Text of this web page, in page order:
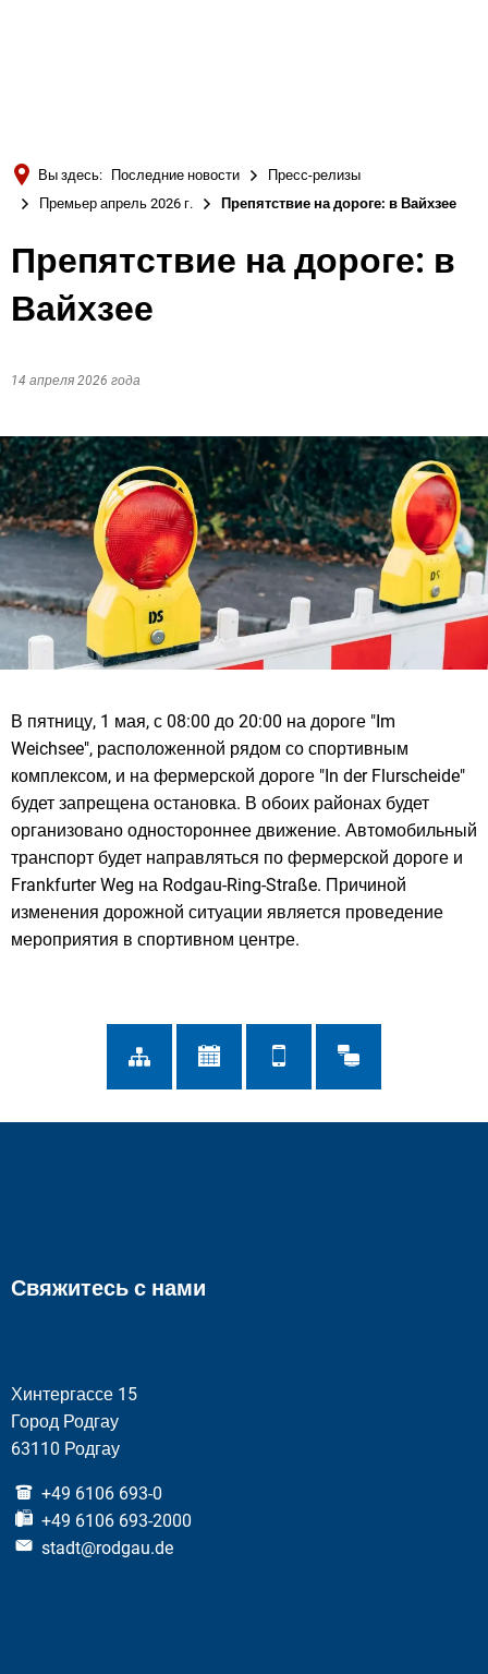
Русский
Вы здесь: Последние новости
Пресс-релизы
Премьер апрель 2026 г.
Препятствие на дороге: в Вайхзее
Препятствие на дороге: в
Вайхзее
14 апреля 2026 года
В пятницу, 1 мая, с 08:00 до 20:00 на дороге "Im
Weichsee", расположенной рядом со спортивным
комплексом, и на фермерской дороге "In der Flurscheide"
будет запрещена остановка. В обоих районах будет
организовано одностороннее движение. Автомобильный
транспорт будет направляться по фермерской дороге и
Frankfurter Weg на Rodgau-Ring-Straße. Причиной
изменения дорожной ситуации является проведение
мероприятия в спортивном центре.
Свяжитесь с нами
Хинтергассе 15
Город Родгау
63110 Родгау
+49 6106 693-0
+49 6106 693-2000
stadt@rodgau.de